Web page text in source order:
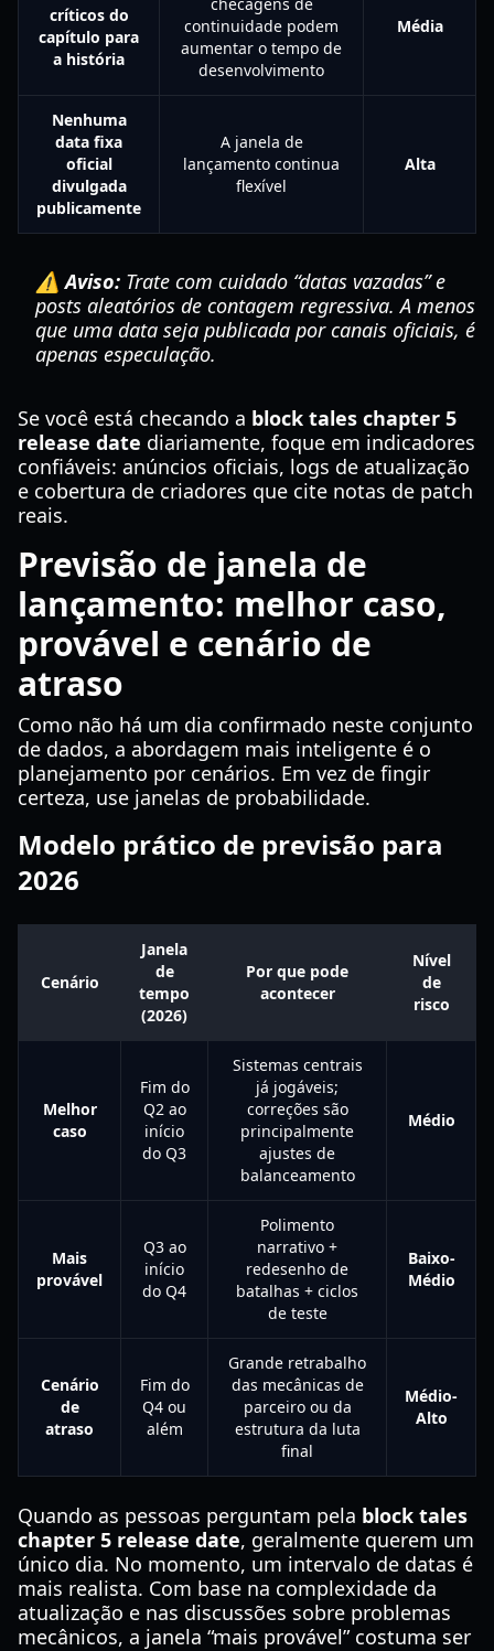
críticos do
capítulo para
a história
continuidade podem
aumentar o tempo de
desenvolvimento
Média
Nenhuma
data fixa
oficial
divulgada
publicamente
A janela de
lançamento continua
flexível
Alta
⚠️ Aviso: Trate com cuidado “datas vazadas” e
posts aleatórios de contagem regressiva. A menos
que uma data seja publicada por canais oficiais, é
apenas especulação.
Se você está checando a block tales chapter 5
release date diariamente, foque em indicadores
confiáveis: anúncios oficiais, logs de atualização
e cobertura de criadores que cite notas de patch
reais.
Previsão de janela de
lançamento: melhor caso,
provável e cenário de
atraso
Como não há um dia confirmado neste conjunto
de dados, a abordagem mais inteligente é o
planejamento por cenários. Em vez de fingir
certeza, use janelas de probabilidade.
Modelo prático de previsão para
2026
Cenário
Janela
de
tempo
(2026)
Por que pode
acontecer
Nível
de
risco
Melhor
caso
Fim do
Q2 ao
início
do Q3
Sistemas centrais
já jogáveis;
correções são
principalmente
ajustes de
balanceamento
Médio
Mais
provável
Q3 ao
início
do Q4
Polimento
narrativo +
redesenho de
batalhas + ciclos
de teste
Baixo-
Médio
Cenário
de
atraso
Fim do
Q4 ou
além
Grande retrabalho
das mecânicas de
parceiro ou da
estrutura da luta
final
Médio-
Alto
Quando as pessoas perguntam pela block tales
chapter 5 release date, geralmente querem um
único dia. No momento, um intervalo de datas é
mais realista. Com base na complexidade da
atualização e nas discussões sobre problemas
mecânicos, a janela “mais provável” costuma ser